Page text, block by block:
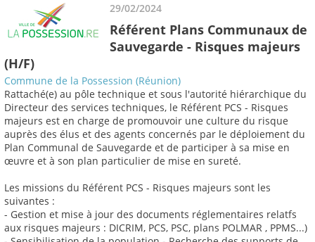
29/02/2024
Référent Plans Communaux de
Sauvegarde - Risques majeurs
(H/F)
Commune de la Possession (Réunion)
Rattaché(e) au pôle technique et sous l'autorité hiérarchique du
Directeur des services techniques, le Référent PCS - Risques
majeurs est en charge de promouvoir une culture du risque
auprès des élus et des agents concernés par le déploiement du
Plan Communal de Sauvegarde et de participer à sa mise en
œuvre et à son plan particulier de mise en sureté.
Les missions du Référent PCS - Risques majeurs sont les
suivantes :
- Gestion et mise à jour des documents réglementaires relatfs
aux risques majeurs : DICRIM, PCS, PSC, plans POLMAR , PPMS...)